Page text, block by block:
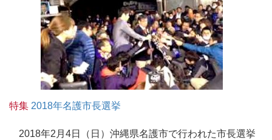
特集 2018年名護市長選挙
2018年2月4日（日）沖縄県名護市で行われた市長選挙